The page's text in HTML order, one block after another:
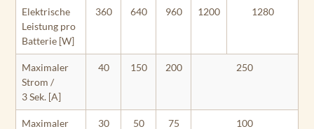
Elektrische
Leistung pro
Batterie [W]
360 640 960 1200 1280
Maximaler
Strom /
3 Sek. [A]
40 150 200 250
Maximaler
30 50 75 100